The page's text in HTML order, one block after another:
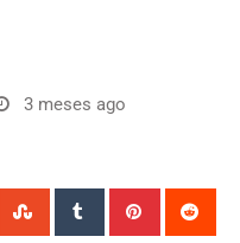
3 meses ago
WhatsappStumbleUpon
Tumblr Pinterest